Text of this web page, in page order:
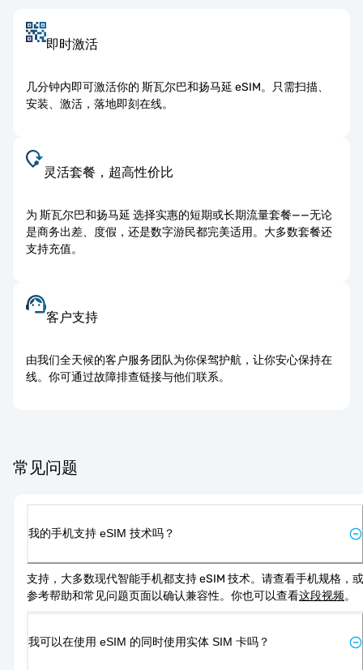
即时激活
几分钟内即可激活你的 斯瓦尔巴和扬马延 eSIM。只需扫描、
安装、激活，落地即刻在线。
灵活套餐，超高性价比
为 斯瓦尔巴和扬马延 选择实惠的短期或长期流量套餐——无论
是商务出差、度假，还是数字游民都完美适用。大多数套餐还
支持充值。
客户支持
由我们全天候的客户服务团队为你保驾护航，让你安心保持在
线。你可通过故障排查链接与他们联系。
常见问题
我的手机支持 eSIM 技术吗？
支持，大多数现代智能手机都支持 eSIM 技术。请查看手机规格，或
参考帮助和常见问题页面以确认兼容性。你也可以查看这段视频。
我可以在使用 eSIM 的同时使用实体 SIM 卡吗？